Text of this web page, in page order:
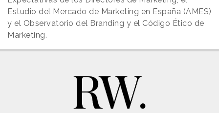
Estudio del Mercado de Marketing en España (AMES)
y el Observatorio del Branding y el Código Ético de
Marketing.